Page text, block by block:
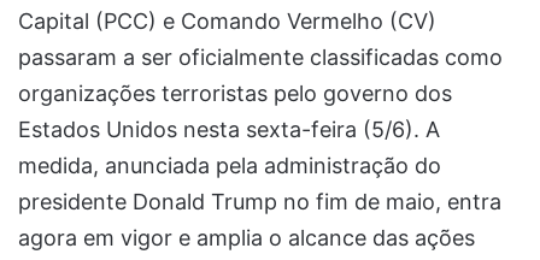
Capital (PCC) e Comando Vermelho (CV)
passaram a ser oficialmente classificadas como
organizações terroristas pelo governo dos
Estados Unidos nesta sexta-feira (5/6). A
medida, anunciada pela administração do
presidente Donald Trump no fim de maio, entra
agora em vigor e amplia o alcance das ações